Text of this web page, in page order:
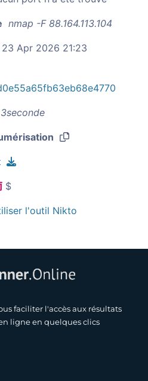
nmap -F 88.164.113.104
23 Apr 2026 21:23
3seconde
$
l'outil Nikto
faciliter l'accès aux résultats
ligne en quelques clics